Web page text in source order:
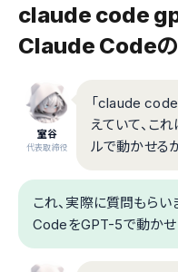
claude code
Claude Code
室谷
代表取締役
「claude
えていて、こ
ルで動かせる
これ、実際に質問もらい
CodeをGPT-5で動かせ